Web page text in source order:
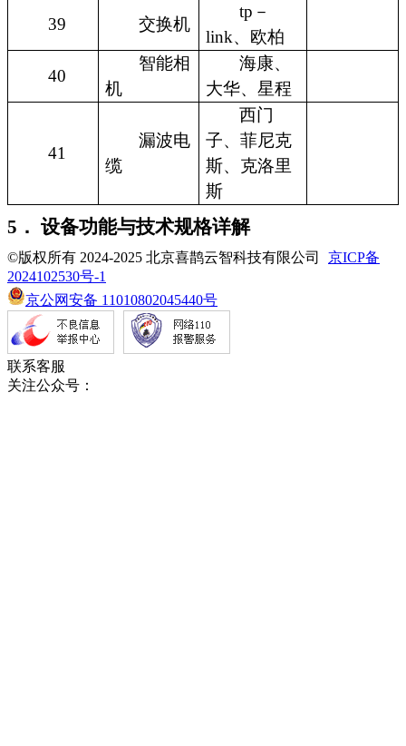
39 交换机
tp－
link、欧柏
40
智能相
机
海康、
大华、星程
41
漏波电
缆
西门
子、菲尼克
斯、克洛里
斯
5． 设备功能与技术规格详解
©版权所有 2024-2025 北京喜鹊云智科技有限公司
京ICP备
2024102530号-1
京公网安备 11010802045440号
联系客服
关注公众号：